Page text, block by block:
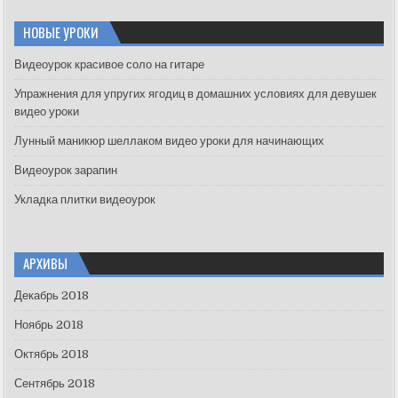
h
f
r
:
НОВЫЕ УРОКИ
Видеоурок красивое соло на гитаре
Упражнения для упругих ягодиц в домашних условиях для девушек
видео уроки
Лунный маникюр шеллаком видео уроки для начинающих
Видеоурок зарапин
Укладка плитки видеоурок
АРХИВЫ
Декабрь 2018
Ноябрь 2018
Октябрь 2018
Сентябрь 2018